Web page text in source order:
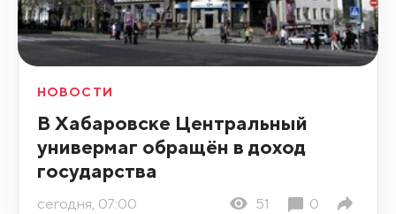
НОВОСТИ
В Хабаровске Центральный
универмаг обращён в доход
государства
сегодня, 07:00 51 0